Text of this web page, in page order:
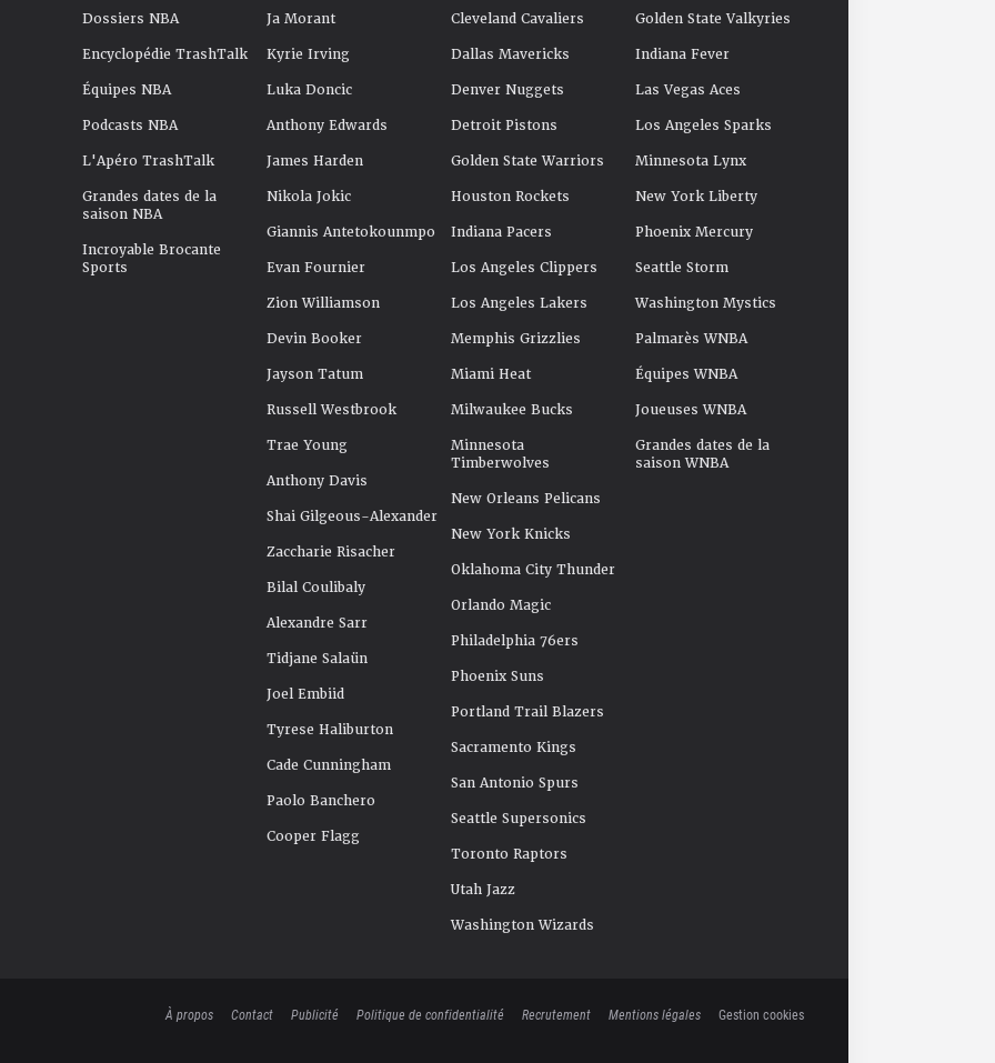
Dossiers NBA
Encyclopédie TrashTalk
Équipes NBA
Podcasts NBA
L'Apéro TrashTalk
Grandes dates de la
saison NBA
Incroyable Brocante
Sports
Ja Morant
Kyrie Irving
Luka Doncic
Anthony Edwards
James Harden
Nikola Jokic
Giannis Antetokounmpo
Evan Fournier
Zion Williamson
Devin Booker
Jayson Tatum
Russell Westbrook
Trae Young
Anthony Davis
Shai Gilgeous-Alexander
Zaccharie Risacher
Bilal Coulibaly
Alexandre Sarr
Tidjane Salaün
Joel Embiid
Tyrese Haliburton
Cade Cunningham
Paolo Banchero
Cooper Flagg
Cleveland Cavaliers
Dallas Mavericks
Denver Nuggets
Detroit Pistons
Golden State Warriors
Houston Rockets
Indiana Pacers
Los Angeles Clippers
Los Angeles Lakers
Memphis Grizzlies
Miami Heat
Milwaukee Bucks
Minnesota
Timberwolves
New Orleans Pelicans
New York Knicks
Oklahoma City Thunder
Orlando Magic
Philadelphia 76ers
Phoenix Suns
Portland Trail Blazers
Sacramento Kings
San Antonio Spurs
Seattle Supersonics
Toronto Raptors
Utah Jazz
Washington Wizards
Golden State Valkyries
Indiana Fever
Las Vegas Aces
Los Angeles Sparks
Minnesota Lynx
New York Liberty
Phoenix Mercury
Seattle Storm
Washington Mystics
Palmarès WNBA
Équipes WNBA
Joueuses WNBA
Grandes dates de la
saison WNBA
À propos Contact Publicité Politique de confidentialité Recrutement Mentions légales Gestion cookies